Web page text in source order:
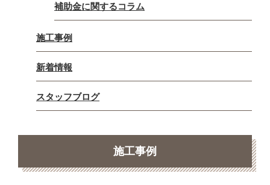
補助金に関するコラム
施工事例
新着情報
スタッフブログ
施工事例